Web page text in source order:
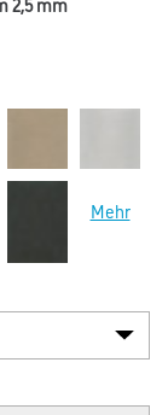
Mehr